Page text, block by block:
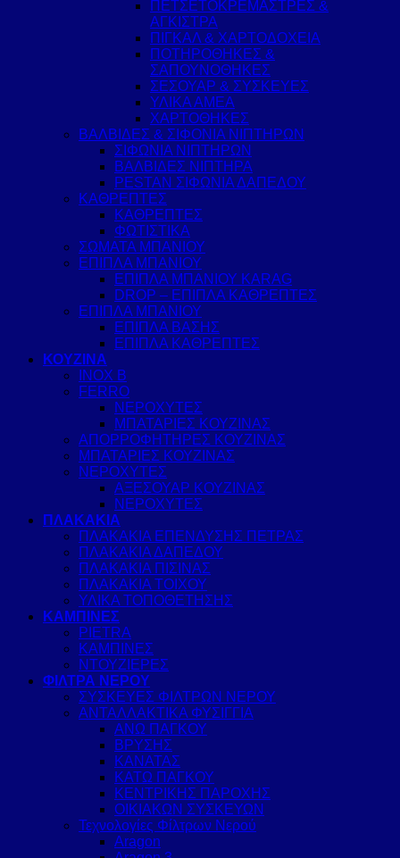
ΠΕΤΣΕΤΟΚΡΕΜΑΣΤΡΕΣ &
ΑΓΚΙΣΤΡΑ
ΠΙΓΚΑΛ & ΧΑΡΤΟΔΟΧΕΙΑ
ΠΟΤΗΡΟΘΗΚΕΣ &
ΣΑΠΟΥΝΟΘΗΚΕΣ
ΣΕΣΟΥΑΡ & ΣΥΣΚΕΥΕΣ
ΥΛΙΚΑ ΑΜΕΑ
ΧΑΡΤΟΘΗΚΕΣ
ΒΑΛΒΙΔΕΣ & ΣΙΦΟΝΙΑ ΝΙΠΤΗΡΩΝ
ΣΙΦΩΝΙΑ ΝΙΠΤΗΡΩΝ
ΒΑΛΒΙΔΕΣ ΝΙΠΤΗΡΑ
PESTAN ΣΙΦΩΝΙΑ ΔΑΠΕΔΟΥ
ΚΑΘΡΕΠΤΕΣ
ΚΑΘΡΕΠΤΕΣ
ΦΩΤΙΣΤΙΚΑ
ΣΩΜΑΤΑ ΜΠΑΝΙΟΥ
ΕΠΙΠΛΑ ΜΠΑΝΙΟΥ
ΕΠΙΠΛΑ ΜΠΑΝΙΟΥ KARAG
DROP – ΕΠΙΠΛΑ ΚΑΘΡΕΠΤΕΣ
ΕΠΙΠΛΑ ΜΠΑΝΙΟΥ
ΕΠΙΠΛΑ ΒΑΣΗΣ
ΕΠΙΠΛΑ ΚΑΘΡΕΠΤΕΣ
ΚΟΥΖΙΝΑ
INOX B
FERRO
ΝΕΡΟΧΥΤΕΣ
ΜΠΑΤΑΡΙΕΣ ΚΟΥΖΙΝΑΣ
ΑΠΟΡΡΟΦΗΤΗΡΕΣ ΚΟΥΖΙΝΑΣ
ΜΠΑΤΑΡΙΕΣ ΚΟΥΖΙΝΑΣ
ΝΕΡΟΧΥΤΕΣ
ΑΞΕΣΟΥΑΡ ΚΟΥΖΙΝΑΣ
ΝΕΡΟΧΥΤΕΣ
ΠΛΑΚΑΚΙΑ
ΠΛΑΚΑΚΙΑ ΕΠΕΝΔΥΣΗΣ ΠΕΤΡΑΣ
ΠΛΑΚΑΚΙΑ ΔΑΠΕΔΟΥ
ΠΛΑΚΑΚΙΑ ΠΙΣΙΝΑΣ
ΠΛΑΚΑΚΙΑ ΤΟΙΧΟΥ
ΥΛΙΚΑ ΤΟΠΟΘΕΤΗΣΗΣ
ΚΑΜΠΙΝΕΣ
PIETRA
ΚΑΜΠΙΝΕΣ
ΝΤΟΥΖΙΕΡΕΣ
ΦΙΛΤΡΑ ΝΕΡΟΥ
ΣΥΣΚΕΥΕΣ ΦΙΛΤΡΩΝ ΝΕΡΟΥ
ΑΝΤΑΛΛΑΚΤΙΚΑ ΦΥΣΙΓΓΙΑ
ΑΝΩ ΠΑΓΚΟΥ
ΒΡΥΣΗΣ
ΚΑΝΑΤΑΣ
ΚΑΤΩ ΠΑΓΚΟΥ
ΚΕΝΤΡΙΚΗΣ ΠΑΡΟΧΗΣ
ΟΙΚΙΑΚΩΝ ΣΥΣΚΕΥΩΝ
Τεχνολογίες Φίλτρων Νερού
Aragon